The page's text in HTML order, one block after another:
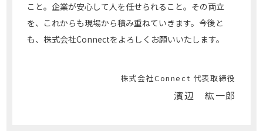
こと。企業が安心して人を任せられること。その両立
を、これからも現場から積み重ねていきます。今後と
も、株式会社Connectをよろしくお願いいたします。
株式会社Connect 代表取締役
濱辺 紘一郎